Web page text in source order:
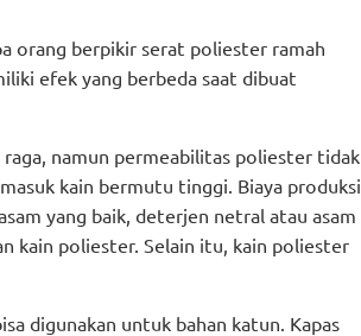
orang berpikir serat poliester ramah
efek yang berbeda saat dibuat
namun permeabilitas poliester tidak
kain bermutu tinggi. Biaya produksi
yang baik, deterjen netral atau asam
kain poliester. Selain itu, kain poliester
digunakan untuk bahan katun. Kapas